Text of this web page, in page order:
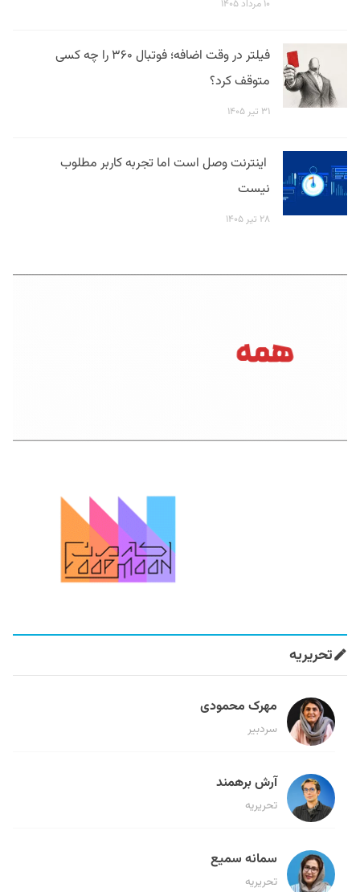
۱۰ مرداد ۱۴۰۵
فیلتر در وقت اضافه؛ فوتبال ۳۶۰ را چه کسی
متوقف کرد؟
۳۱ تیر ۱۴۰۵
اینترنت وصل است اما تجربه کاربر مطلوب
نیست
۲۸ تیر ۱۴۰۵
تحریریه
مهرک محمودی
سردبیر
آرش برهمند
تحریریه
سمانه سمیع
تحریریه